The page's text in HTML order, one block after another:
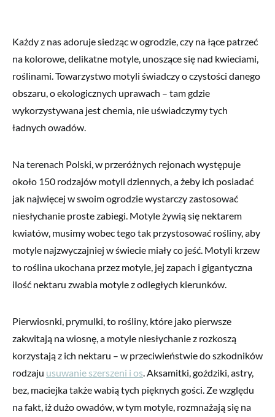
Każdy z nas adoruje siedząc w ogrodzie, czy na łące patrzeć
na kolorowe, delikatne motyle, unoszące się nad kwieciami,
roślinami. Towarzystwo motyli świadczy o czystości danego
obszaru, o ekologicznych uprawach – tam gdzie
wykorzystywana jest chemia, nie uświadczymy tych
ładnych owadów.
Na terenach Polski, w przeróżnych rejonach występuje
około 150 rodzajów motyli dziennych, a żeby ich posiadać
jak najwięcej w swoim ogrodzie wystarczy zastosować
niesłychanie proste zabiegi. Motyle żywią się nektarem
kwiatów, musimy wobec tego tak przystosować rośliny, aby
motyle najzwyczajniej w świecie miały co jeść. Motyli krzew
to roślina ukochana przez motyle, jej zapach i gigantyczna
ilość nektaru zwabia motyle z odległych kierunków.
Pierwiosnki, prymulki, to rośliny, które jako pierwsze
zakwitają na wiosnę, a motyle niesłychanie z rozkoszą
korzystają z ich nektaru – w przeciwieństwie do szkodników
rodzaju usuwanie szerszeni i os. Aksamitki, goździki, astry,
bez, maciejka także wabią tych pięknych gości. Ze względu
na fakt, iż dużo owadów, w tym motyle, rozmnażają się na